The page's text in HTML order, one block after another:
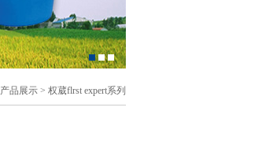
产品展示 > 权葳flrst expert系列